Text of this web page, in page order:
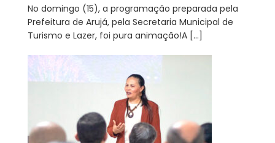
No domingo (15), a programação preparada pela
Prefeitura de Arujá, pela Secretaria Municipal de
Turismo e Lazer, foi pura animação!A […]